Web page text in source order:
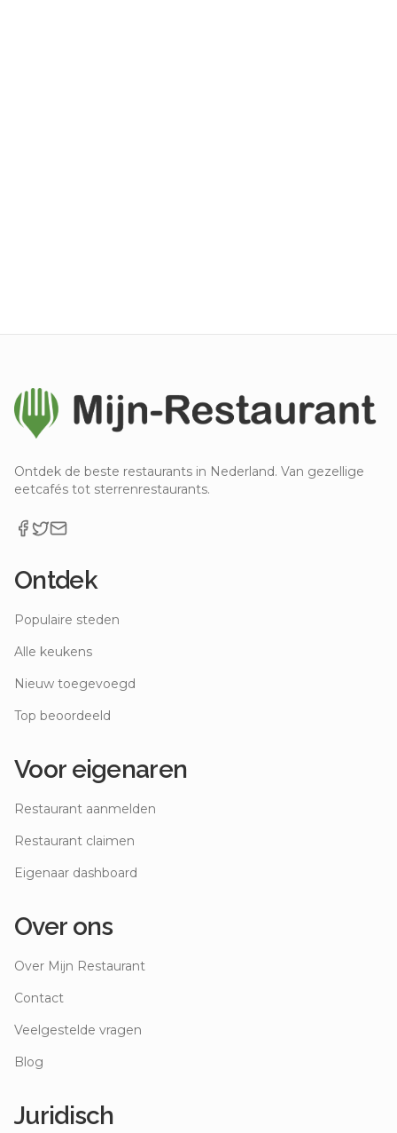
Ontdek de beste restaurants in Nederland. Van gezellige
eetcafés tot sterrenrestaurants.
Ontdek
Populaire steden
Alle keukens
Nieuw toegevoegd
Top beoordeeld
Voor eigenaren
Restaurant aanmelden
Restaurant claimen
Eigenaar dashboard
Over ons
Over Mijn Restaurant
Contact
Veelgestelde vragen
Blog
Juridisch